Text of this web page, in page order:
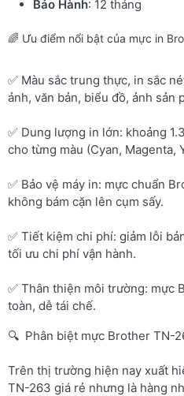
Bảo Hành: 12 tháng
🌈 Ưu điểm nổi bật của mực in
✅ Màu sắc trung thực, in sắc
ảnh, văn bản, biểu đồ, ảnh sản
✅ Dung lượng in lớn: khoảng
cho từng màu (Cyan, Magenta,
✅ Bảo vệ máy in: mực chuẩn
không bám cặn lên cụm sấy.
✅ Tiết kiệm chi phí: giảm lỗi
tối ưu chi phí vận hành.
✅ Thân thiện môi trường: mực
toàn, dễ tái chế.
🔍 Phân biệt mực Brother TN-
Trên thị trường hiện nay xuất
TN-263 giá rẻ nhưng là hàng